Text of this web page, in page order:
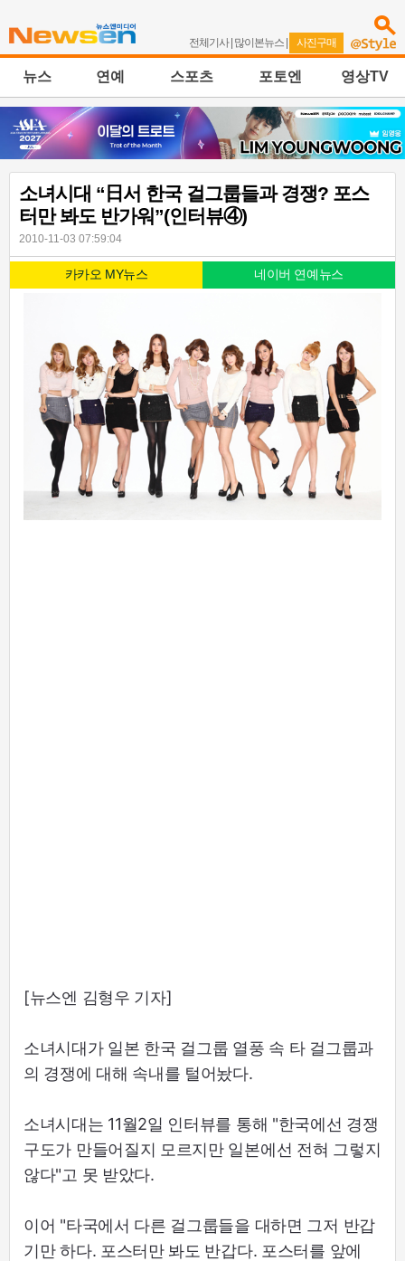
전체기사| 많이본뉴스 | 사진구매
뉴스 연예 스포츠 포토엔 영상TV
소녀시대 “日서 한국 걸그룹들과 경쟁? 포스
터만 봐도 반가워”(인터뷰④)
2010-11-03 07:59:04
카카오 MY뉴스 네이버 연예뉴스
[뉴스엔 김형우 기자]
소녀시대가 일본 한국 걸그룹 열풍 속 타 걸그룹과
의 경쟁에 대해 속내를 털어놨다.
소녀시대는 11월2일 인터뷰를 통해 "한국에선 경쟁
구도가 만들어질지 모르지만 일본에선 전혀 그렇지
않다"고 못 받았다.
이어 "타국에서 다른 걸그룹들을 대하면 그저 반갑
기만 하다. 포스터만 봐도 반갑다. 포스터를 앞에